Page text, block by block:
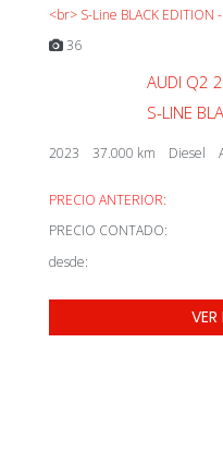
36
AUDI Q2
S-LINE
2023 37.000 km Diesel
PRECIO ANTERIOR:
PRECIO CONTADO:
desde:
VER